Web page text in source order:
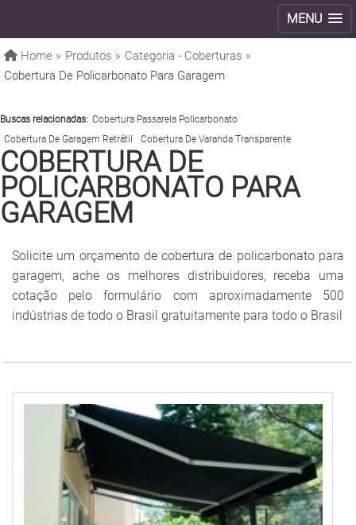
MENU
Home » Produtos » Categoria - Coberturas »
Cobertura De Policarbonato Para Garagem
Buscas relacionadas: Cobertura Passarela Policarbonato
Cobertura De Garagem Retrátil
Cobertura De Varanda Transparente
COBERTURA DE
POLICARBONATO PARA
GARAGEM
Solicite um orçamento de cobertura de policarbonato para
garagem, ache os melhores distribuidores, receba uma
cotação pelo formulário com aproximadamente 500
indústrias de todo o Brasil gratuitamente para todo o Brasil